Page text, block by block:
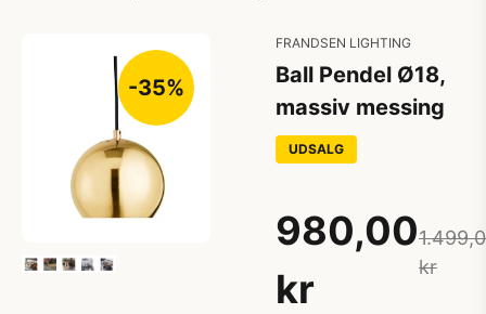
-35%
FRANDSEN LIGHTING
Ball Pendel Ø18,
massiv messing
UDSALG
980,00
kr
kr